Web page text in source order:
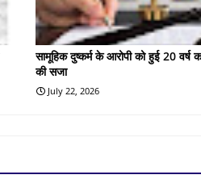
सामूहिक दुष्कर्म के आरोपी को हुई 20 वर्ष
की सजा
July 22, 2026